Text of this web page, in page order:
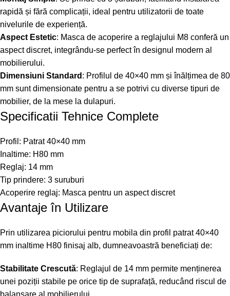
rapidă și fără complicații, ideal pentru utilizatorii de toate
nivelurile de experiență.
Aspect Estetic: Masca de acoperire a reglajului M8 conferă un
aspect discret, integrându-se perfect în designul modern al
mobilierului.
Dimensiuni Standard : Profilul de 40×40 mm și înălțimea de 80
mm sunt dimensionate pentru a se potrivi cu diverse tipuri de
mobilier, de la mese la dulapuri.
Specificatii Tehnice Complete
Profil: Patrat 40×40 mm
Inaltime: H80 mm
Reglaj: 14 mm
Tip prindere: 3 suruburi
Acoperire reglaj: Masca pentru un aspect discret
Avantaje în Utilizare
Prin utilizarea piciorului pentru mobila din profil patrat 40×40
mm inaltime H80 finisaj alb, dumneavoastră beneficiați de:
Stabilitate Crescută: Reglajul de 14 mm permite menținerea
unei poziții stabile pe orice tip de suprafață, reducând riscul de